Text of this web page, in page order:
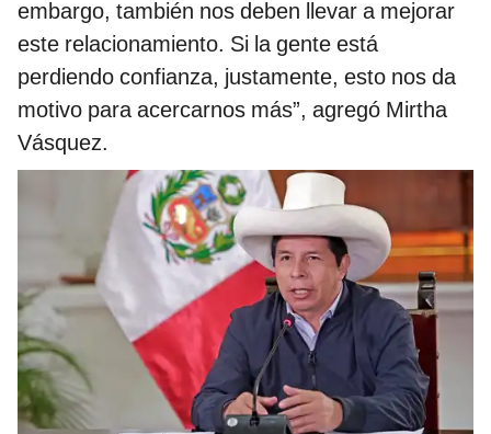
embargo, también nos deben llevar a mejorar
este relacionamiento. Si la gente está
perdiendo confianza, justamente, esto nos da
motivo para acercarnos más”, agregó Mirtha
Vásquez.